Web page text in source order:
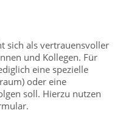
sich als vertrauensvoller
und Kollegen. Für
eine spezielle
oder eine
soll. Hierzu nutzen